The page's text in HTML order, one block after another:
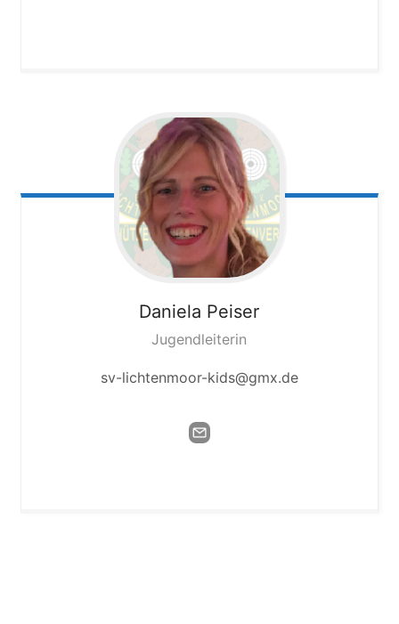
Daniela Peiser
Jugendleiterin
sv-lichtenmoor-kids@gmx.de